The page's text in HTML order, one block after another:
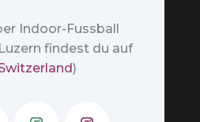
Indoor-Fussball
findest du auf
)